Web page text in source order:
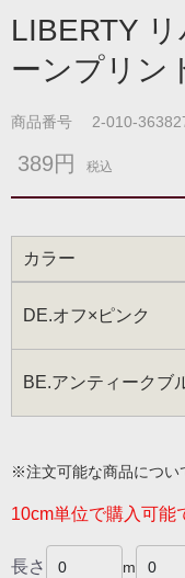
LIBERTY
ーンプリ
商品番号 2-010-
389円 税込
カラー
DE.オフ×ピンク
BE.アンティークブ
※注文可能な商品につい
10cm単位で購入可能
長さ m